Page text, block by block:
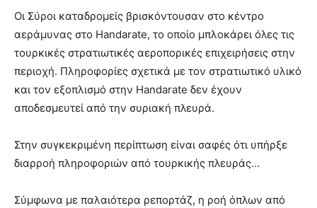
Οι Σύροι καταδρομείς βρισκόντουσαν στο κέντρο
αεράμυνας στο Handarate, το οποίο μπλοκάρει όλες τις
τουρκικές στρατιωτικές αεροπορικές επιχειρήσεις στην
περιοχή. Πληροφορίες σχετικά με τον στρατιωτικό υλικό
και τον εξοπλισμό στην Handarate δεν έχουν
αποδεσμευτεί από την συριακή πλευρά.
Στην συγκεκριμένη περίπτωση είναι σαφές ότι υπήρξε
διαρροή πληροφοριών από τουρκικής πλευράς…
Σύμφωνα με παλαιότερα ρεπορτάζ, η ροή όπλων από